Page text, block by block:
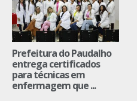
Prefeitura do Paudalho
entrega certificados
para técnicas em
enfermagem que ...